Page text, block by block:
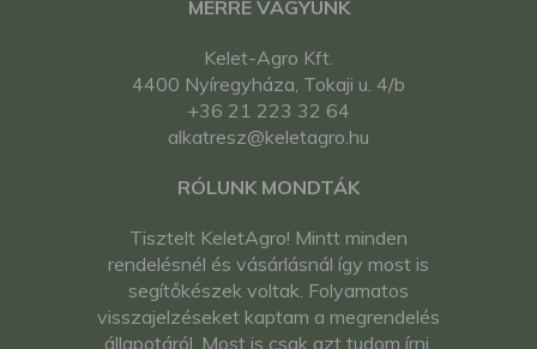
MERRE VAGYUNK
Kelet-Agro Kft.
4400 Nyíregyháza, Tokaji u. 4/b
+36 21 223 32 64
alkatresz@keletagro.hu
RÓLUNK MONDTÁK
Tisztelt KeletAgro! Mintt minden
rendelésnél és vásárlásnál így most is
segítőkészek voltak. Folyamatos
visszajelzéseket kaptam a megrendelés
állapotáról. Most is csak azt tudom írni,